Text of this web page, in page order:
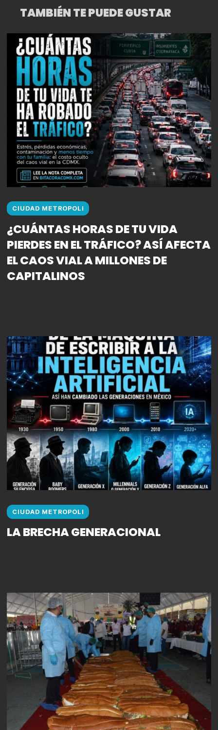
TAMBIÉN TE PUEDE GUSTAR
CIUDAD METROPOLI
¿CUÁNTAS HORAS DE TU VIDA
PIERDES EN EL TRÁFICO? ASÍ AFECTA
EL CAOS VIAL A MILLONES DE
CAPITALINOS
CIUDAD METROPOLI
LA BRECHA GENERACIONAL